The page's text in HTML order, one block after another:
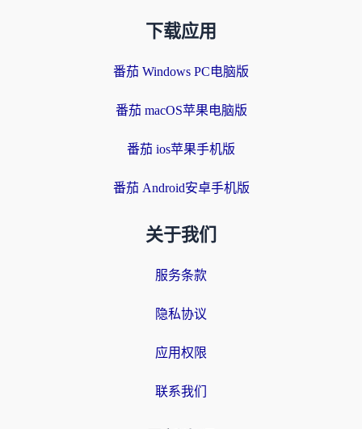
下载应用
番茄 Windows PC电脑版
番茄 macOS苹果电脑版
番茄 ios苹果手机版
番茄 Android安卓手机版
关于我们
服务条款
隐私协议
应用权限
联系我们